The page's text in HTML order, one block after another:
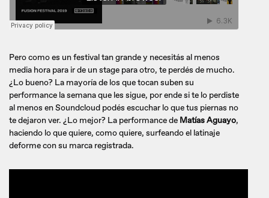
Pero como es un festival tan grande y necesitás al menos
media hora para ir de un stage para otro, te perdés de mucho.
¿Lo bueno? La mayoría de los que tocan suben su
performance la semana que les sigue, por ende si te lo perdiste
al menos en Soundcloud podés escuchar lo que tus piernas no
te dejaron ver. ¿Lo mejor? La performance de Matías Aguayo,
haciendo lo que quiere, como quiere, surfeando el latinaje
deforme con su marca registrada.